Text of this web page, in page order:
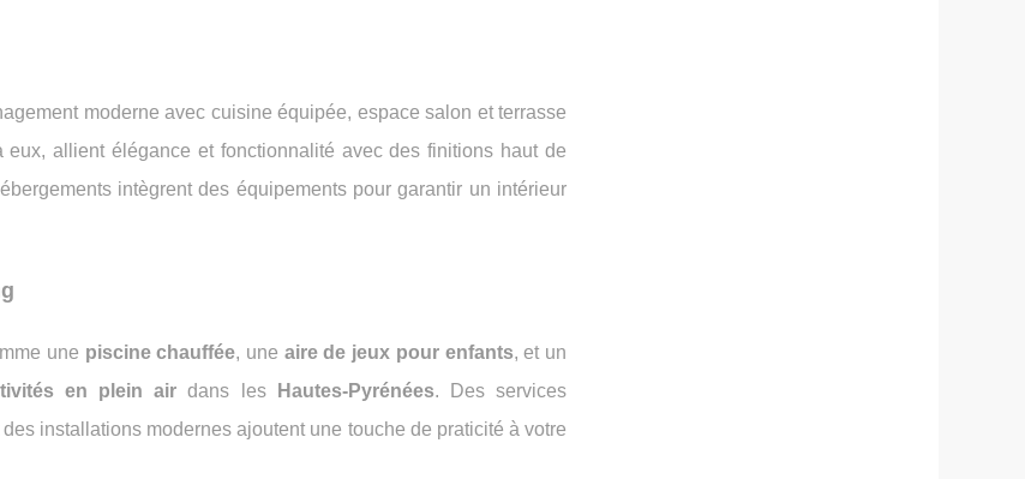
moderne avec cuisine équipée, espace salon et terrasse
eux, allient élégance et fonctionnalité avec des finitions haut de
intègrent des équipements pour garantir un intérieur
une piscine chauffée, une aire de jeux pour enfants, et un
en plein air dans les Hautes-Pyrénées. Des services
installations modernes ajoutent une touche de praticité à votre